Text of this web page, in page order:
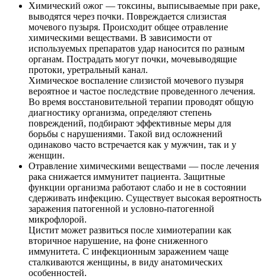
Химический ожог — токсины, выписываемые при раке,
выводятся через почки. Повреждается слизистая
мочевого пузыря. Происходит общее отравление
химическими веществами. В зависимости от
используемых препаратов удар наносится по разным
органам. Пострадать могут почки, мочевыводящие
протоки, уретральный канал.
Химическое воспаление слизистой мочевого пузыря
вероятное и частое последствие проведенного лечения.
Во время восстановительной терапии проводят общую
диагностику организма, определяют степень
повреждений, подбирают эффективные меры для
борьбы с нарушениями. Такой вид осложнений
одинаково часто встречается как у мужчин, так и у
женщин.
Отравление химическими веществами — после лечения
рака снижается иммунитет пациента. Защитные
функции организма работают слабо и не в состоянии
сдерживать инфекцию. Существует высокая вероятность
заражения патогенной и условно-патогенной
микрофлорой.
Цистит может развиться после химиотерапии как
вторичное нарушение, на фоне сниженного
иммунитета. С инфекционным заражением чаще
сталкиваются женщины, в виду анатомических
особенностей.